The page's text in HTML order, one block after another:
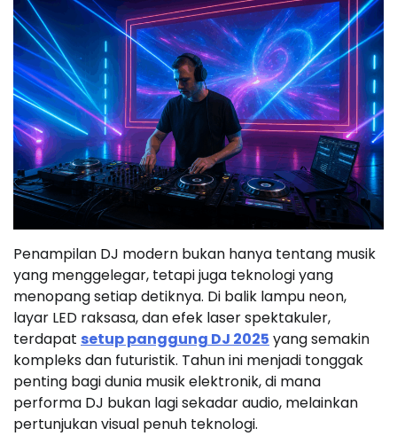
Penampilan DJ modern bukan hanya tentang musik
yang menggelegar, tetapi juga teknologi yang
menopang setiap detiknya. Di balik lampu neon,
layar LED raksasa, dan efek laser spektakuler,
terdapat setup panggung DJ 2025 yang semakin
kompleks dan futuristik. Tahun ini menjadi tonggak
penting bagi dunia musik elektronik, di mana
performa DJ bukan lagi sekadar audio, melainkan
pertunjukan visual penuh teknologi.